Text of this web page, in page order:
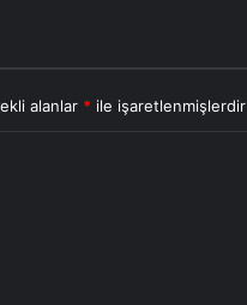
alanlar * ile işaretlenmişlerdir